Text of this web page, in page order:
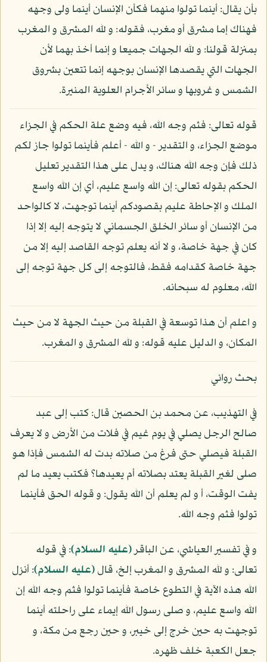
بأن يقال: أينما تولوا منهما فكأن الإنسان أينما ولى وجهه
فهناك إما مشرق أو مغرب، فقوله: و لله المشرق و المغرب
بمنزلة قولنا: و لله الجهات جميعا و إنما أخذ بهما لأن
الجهات التي يقصدها الإنسان بوجهه إنما تتعين بشروق
الشمس و غروبها و سائر الأجرام العلوية المنيرة.
قوله تعالى: فثم وجه الله، فيه وضع علة الحكم في الجزاء
موضع الجزاء، و التقدير - و الله - أعلم فأينما تولوا جاز لكم
ذلك فإن وجه الله هناك، و يدل على هذا التقدير تعليل
الحكم بقوله تعالى: إن الله واسع عليم، أي إن الله واسع
الملك و الإحاطة عليم بقصودكم أينما توجهت، لا كالواحد
من الإنسان أو سائر الخلق الجسماني لا يتوجه إليه إلا إذا
كان في جهة خاصة، و لا أنه يعلم توجه القاصد إليه إلا من
جهة خاصة كقدامه فقط، فالتوجه إلى كل جهة توجه إلى
الله، معلوم له سبحانه.
و اعلم أن هذا توسعة في القبلة من حيث الجهة لا من حيث
المكان، و الدليل عليه قوله: و لله المشرق و المغرب.
بحث روائي
في التهذيب، عن محمد بن الحصين قال: كتب إلى عبد
صالح الرجل يصلي في يوم غيم في فلات من الأرض و لا يعرف
القبلة فيصلي حتى فرغ من صلاته بدت له الشمس فإذا هو
صلى لغير القبلة يعتد بصلاته أم يعيدها؟ فكتب يعيد ما لم
يفت الوقت، أ و لم يعلم أن الله يقول: و قوله الحق فأينما
تولوا فثم وجه الله.
و في تفسير العياشي، عن الباقر(عليه السلام): في قوله
تعالى: و لله المشرق و المغرب إلخ، قال(عليه السلام): أنزل
الله هذه الآية في التطوع خاصة فأينما تولوا فثم وجه الله إن
الله واسع عليم، و صلى رسول الله إيماء على راحلته أينما
توجهت به حين خرج إلى خيبر، و حين رجع من مكة، و
جعل الكعبة خلف ظهره.